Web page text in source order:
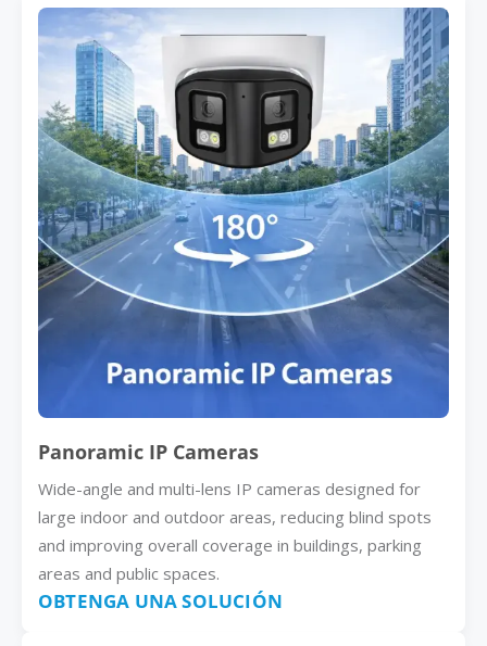
Panoramic IP Cameras
Wide-angle and multi-lens IP cameras designed for
large indoor and outdoor areas, reducing blind spots
and improving overall coverage in buildings, parking
areas and public spaces.
OBTENGA UNA SOLUCIÓN